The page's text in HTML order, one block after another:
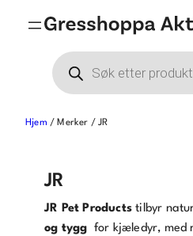
Products
search
Hjem / Merker / JR
JR
JR Pet Products tilbyr
og tygg for kjæledyr, med